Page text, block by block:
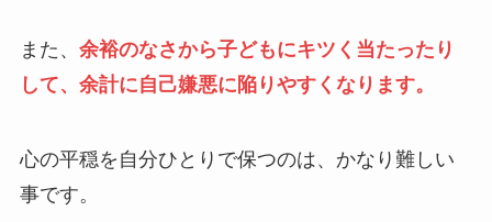
また、 余裕のなさから子どもにキツく当たったり
して、余計に自己嫌悪に陥りやすくなります。
心の平穏を自分ひとりで保つのは、かなり難しい
事です。